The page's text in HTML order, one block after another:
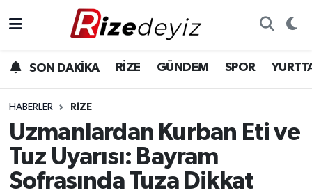
SON DAKİKA RİZE GÜNDEM SPOR
HABERLER RIZE
Uzmanlardan Kurban Eti ve
Tuz Uyarısı: Bayram
Sofrasında Tuza Dikkat
Gündem
Yurttan Haberler
Ekonomi
Rize Hava Durumu
Rize Trafik Yoğunluk Haritası
Süper Lig Puan Durumu ve Fikstür